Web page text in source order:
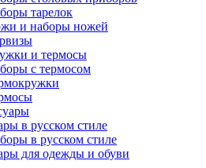
тарелок
и наборы ножей
и термосы
с термосом
в русском стиле
в русском стиле
для одежды и обуви